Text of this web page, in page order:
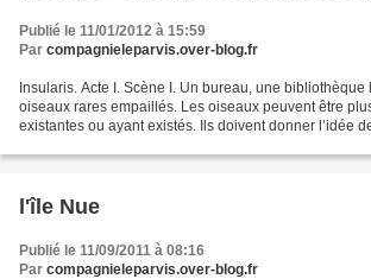
Publié le 11/01/2012 à 15:59
Par compagnieleparvis.over-blog.fr
Insularis. Acte I. Scène I. Un bureau, une bibliothèque
oiseaux rares empaillés. Les oiseaux peuvent être
existantes ou ayant existés. Ils doivent donner l’idée
l'île Nue
Publié le 11/09/2011 à 08:16
Par compagnieleparvis.over-blog.fr